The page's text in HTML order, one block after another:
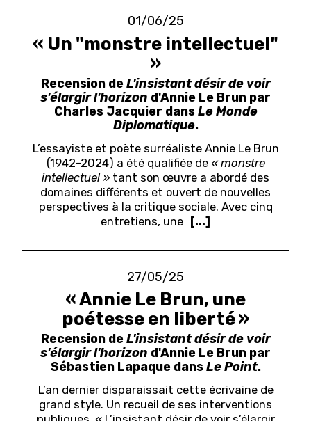
01/06/25
« Un "monstre intellectuel"
»
Recension deL'insistant désir de voir
s'élargir l'horizon d'Annie Le Brun par
Charles Jacquier dans Le Monde
Diplomatique.
L’essayiste et poète surréaliste Annie Le Brun
(1942-2024) a été qualifiée de « monstre
intellectuel » tant son œuvre a abordé des
domaines différents et ouvert de nouvelles
perspectives à la critique sociale. Avec cinq
entretiens, une [...]
27/05/25
« Annie Le Brun, une
poétesse en liberté »
Recension deL'insistant désir de voir
s'élargir l'horizon d'Annie Le Brun par
Sébastien Lapaque dans Le Point.
L’an dernier disparaissait cette écrivaine de
grand style. Un recueil de ses interventions